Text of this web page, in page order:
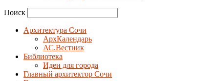
Поиск
Архитектура Сочи
АрхКалендарь
АС.Вестник
Библиотека
Идеи для города
Главный архитектор Сочи